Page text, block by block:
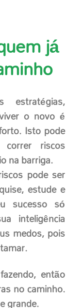
já
estratégias,
o novo é
Isto pode
correr riscos
na barriga.
pode ser
estude e
sucesso só
inteligência
medos, pois
então
no caminho.
grande.